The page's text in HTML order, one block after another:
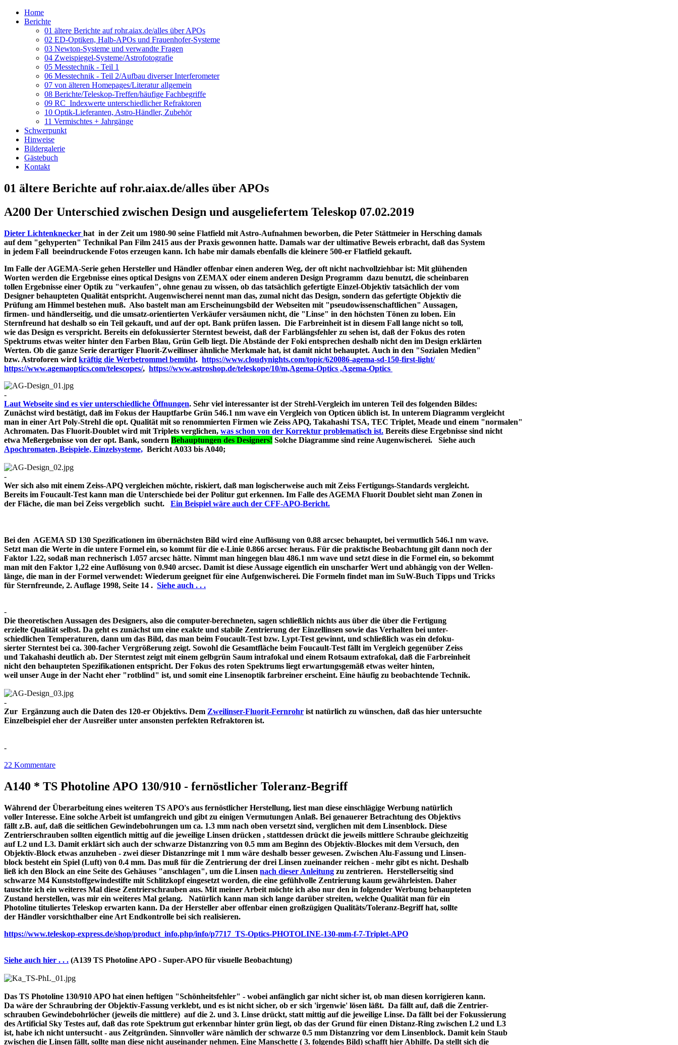
Home
Berichte
01 ältere Berichte auf rohr.aiax.de/alles über APOs
02 ED-Optiken, Halb-APOs und Frauenhofer-Systeme
03 Newton-Systeme und verwandte Fragen
04 Zweispiegel-Systeme/Astrofotografie
05 Messtechnik - Teil 1
06 Messtechnik - Teil 2/Aufbau diverser Interferometer
07 von älteren Homepages/Literatur allgemein
08 Berichte/Teleskop-Treffen/häufige Fachbegriffe
09 RC_Indexwerte unterschiedlicher Refraktoren
10 Optik-Lieferanten, Astro-Händler, Zubehör
11 Vermischtes + Jahrgänge
Schwerpunkt
Hinweise
Bildergalerie
Gästebuch
Kontakt
01 ältere Berichte auf rohr.aiax.de/alles über APOs
A200 Der Unterschied zwischen Design und ausgeliefertem Teleskop 07.02.2019
Dieter Lichtenknecker hat in der Zeit um 1980-90 seine Flatfield mit Astro-Aufnahmen beworben, die Peter Stättmeier in Hersching damals
auf dem "gehyperten" Technikal Pan Film 2415 aus der Praxis gewonnen hatte. Damals war der ultimative Beweis erbracht, daß das System
in jedem Fall beeindruckende Fotos erzeugen kann. Ich habe mir damals ebenfalls die kleinere 500-er Flatfield gekauft.
Im Falle der AGEMA-Serie gehen Hersteller und Händler offenbar einen anderen Weg, der oft nicht nachvollziehbar ist: Mit glühenden
Worten werden die Ergebnisse eines optical Designs von ZEMAX oder einem anderen Design Programm dazu benutzt, die scheinbaren
tollen Ergebnisse einer Optik zu "verkaufen", ohne genau zu wissen, ob das tatsächlich gefertigte Einzel-Objektiv tatsächlich der vom
Designer behaupteten Qualität entspricht. Augenwischerei nennt man das, zumal nicht das Design, sondern das gefertigte Objektiv die
Prüfung am Himmel bestehen muß. Also bastelt man am Erscheinungsbild der Webseiten mit "pseudowissenschaftlichen" Aussagen,
firmen- und händlerseitig, und die umsatz-orientierten Verkäufer versäumen nicht, die "Linse" in den höchsten Tönen zu loben. Ein
Sternfreund hat deshalb so ein Teil gekauft, und auf der opt. Bank prüfen lassen. Die Farbreinheit ist in diesem Fall lange nicht so toll,
wie das Design es verspricht. Bereits ein defokussierter Sterntest beweist, daß der Farblängsfehler zu sehen ist, daß der Fokus des roten
Spektrums etwas weiter hinter den Farben Blau, Grün Gelb liegt. Die Abstände der Foki entsprechen deshalb nicht den im Design erklärten
Werten. Ob die ganze Serie derartiger Fluorit-Zweilinser ähnliche Merkmale hat, ist damit nicht behauptet. Auch in den "Sozialen Medien"
bzw. Astroforen wird kräftig die Werbetrommel bemüht. https://www.cloudynights.com/topic/620086-agema-sd-150-first-light/
https://www.agemaoptics.com/telescopes/, https://www.astroshop.de/teleskope/10/m,Agema-Optics ,Agema-Optics
-
Laut Webseite sind es vier unterschiedliche Öffnungen. Sehr viel interessanter ist der Strehl-Vergleich im unteren Teil des folgenden Bildes:
Zunächst wird bestätigt, daß im Fokus der Hauptfarbe Grün 546.1 nm wave ein Vergleich von Opticen üblich ist. In unterem Diagramm vergleicht
man in einer Art Poly-Strehl die opt. Qualität mit so renommierten Firmen wie Zeiss APQ, Takahashi TSA, TEC Triplet, Meade und einem "normalen"
Achromaten. Das Fluorit-Doublet wird mit Triplets verglichen, was schon von der Korrektur problematisch ist. Bereits diese Ergebnisse sind nicht
etwa Meßergebnisse von der opt. Bank, sondern Behauptungen des Designers! Solche Diagramme sind reine Augenwischerei. Siehe auch
Apochromaten, Beispiele, Einzelsysteme, Bericht A033 bis A040;
-
Wer sich also mit einem Zeiss-APQ vergleichen möchte, riskiert, daß man logischerweise auch mit Zeiss Fertigungs-Standards vergleicht.
Bereits im Foucault-Test kann man die Unterschiede bei der Politur gut erkennen. Im Falle des AGEMA Fluorit Doublet sieht man Zonen in
der Fläche, die man bei Zeiss vergeblich sucht. Ein Beispiel wäre auch der CFF-APO-Bericht.
Bei den AGEMA SD 130 Spezificationen im übernächsten Bild wird eine Auflösung von 0.88 arcsec behauptet, bei vermutlich 546.1 nm wave.
Setzt man die Werte in die untere Formel ein, so kommt für die e-Linie 0.866 arcsec heraus. Für die praktische Beobachtung gilt dann noch der
Faktor 1.22, sodaß man rechnerisch 1.057 arcsec hätte. Nimmt man hingegen blau 486.1 nm wave und setzt diese in die Formel ein, so bekommt
man mit den Faktor 1,22 eine Auflösung von 0.940 arcsec. Damit ist diese Aussage eigentlich ein unscharfer Wert und abhängig von der Wellen-
länge, die man in der Formel verwendet: Wiederum geeignet für eine Aufgenwischerei. Die Formeln findet man im SuW-Buch Tipps und Tricks
für Sternfreunde, 2. Auflage 1998, Seite 14 . Siehe auch . . .
-
Die theoretischen Aussagen des Designers, also die computer-berechneten, sagen schließlich nichts aus über die über die Fertigung
erzielte Qualität selbst. Da geht es zunächst um eine exakte und stabile Zentrierung der Einzellinsen sowie das Verhalten bei unter-
schiedlichen Temperaturen, dann um das Bild, das man beim Foucault-Test bzw. Lypt-Test gewinnt, und schließlich was ein defoku-
sierter Sterntest bei ca. 300-facher Vergrößerung zeigt. Sowohl die Gesamtfläche beim Foucault-Test fällt im Vergleich gegenüber Zeiss
und Takahashi deutlich ab. Der Sterntest zeigt mit einem gelbgrün Saum intrafokal und einem Rotsaum extrafokal, daß die Farbreinheit
nicht den behaupteten Spezifikationen entspricht. Der Fokus des roten Spektrums liegt erwartungsgemäß etwas weiter hinten,
weil unser Auge in der Nacht eher "rotblind" ist, und somit eine Linsenoptik farbreiner erscheint. Eine häufig zu beobachtende Technik.
-
Zur Ergänzung auch die Daten des 120-er Objektivs. Dem Zweilinser-Fluorit-Fernrohr ist natürlich zu wünschen, daß das hier untersuchte
Einzelbeispiel eher der Ausreißer unter ansonsten perfekten Refraktoren ist.
-
22 Kommentare
A140 * TS Photoline APO 130/910 - fernöstlicher Toleranz-Begriff
Während der Überarbeitung eines weiteren TS APO's aus fernöstlicher Herstellung, liest man diese einschlägige Werbung natürlich
voller Interesse. Eine solche Arbeit ist umfangreich und gibt zu einigen Vermutungen Anlaß. Bei genauerer Betrachtung des Objektivs
fällt z.B. auf, daß die seitlichen Gewindebohrungen um ca. 1.3 mm nach oben versetzt sind, verglichen mit dem Linsenblock. Diese
Zentrierschrauben sollten eigentlich mittig auf die jeweilige Linsen drücken , stattdessen drückt die jeweils mittlere Schraube gleichzeitig
auf L2 und L3. Damit erklärt sich auch der schwarze Distanzring von 0.5 mm am Beginn des Objektiv-Blockes mit dem Versuch, den
Objektiv-Block etwas anzuheben - zwei dieser Distanzringe mit 1 mm wäre deshalb besser gewesen. Zwischen Alu-Fassung und Linsen-
block besteht ein Spiel (Luft) von 0.4 mm. Das muß für die Zentrierung der drei Linsen zueinander reichen - mehr gibt es nicht. Deshalb
ließ ich den Block an eine Seite des Gehäuses "anschlagen", um die Linsen nach dieser Anleitung zu zentrieren. Herstellerseitig sind
schwarze M4 Kunststoffgewindestifte mit Schlitzkopf eingesetzt worden, die eine gefühlvolle Zentrierung kaum gewährleisten. Daher
tauschte ich ein weiteres Mal diese Zentrierschrauben aus. Mit meiner Arbeit möchte ich also nur den in folgender Werbung behaupteten
Zustand herstellen, was mir ein weiteres Mal gelang. Natürlich kann man sich lange darüber streiten, welche Qualität man für ein
Photoline tituliertes Teleskop erwarten kann. Da der Hersteller aber offenbar einen großzügigen Qualitäts/Toleranz-Begriff hat, sollte
der Händler vorsichthalber eine Art Endkontrolle bei sich realisieren.
https://www.teleskop-express.de/shop/product_info.php/info/p7717_TS-Optics-PHOTOLINE-130-mm-f-7-Triplet-APO
Siehe auch hier . . . (A139 TS Photoline APO - Super-APO für visuelle Beobachtung)
Das TS Photoline 130/910 APO hat einen heftigen "Schönheitsfehler" - wobei anfänglich gar nicht sicher ist, ob man diesen korrigieren kann.
Da wäre der Schraubring der Objektiv-Fassung verklebt, und es ist nicht sicher, ob er sich 'irgenwie' lösen läßt. Da fällt auf, daß die Zentrier-
schrauben Gewindebohrlöcher (jeweils die mittlere) auf die 2. und 3. Linse drückt, statt mittig auf die jeweilige Linse. Da fällt bei der Fokussierung
des Artificial Sky Testes auf, daß das rote Spektrum gut erkennbar hinter grün liegt, ob das der Grund für einen Distanz-Ring zwischen L2 und L3
ist, habe ich nicht untersucht - aus Zeitgründen. Sinnvoller wäre nämlich der schwarze 0.5 mm Distanzring vor dem Linsenblock. Damit kein Staub
zwischen die Linsen fällt, sollte man diese nicht auseinander nehmen. Eine Manschette ( 3. folgendes Bild) schafft hier Abhilfe. Da stellt sich die